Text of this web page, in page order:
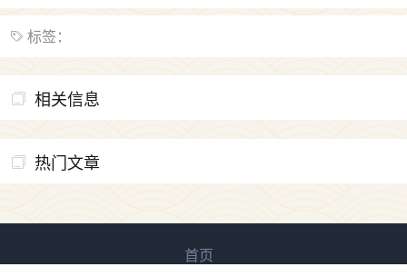
标签：
相关信息
热门文章
首页